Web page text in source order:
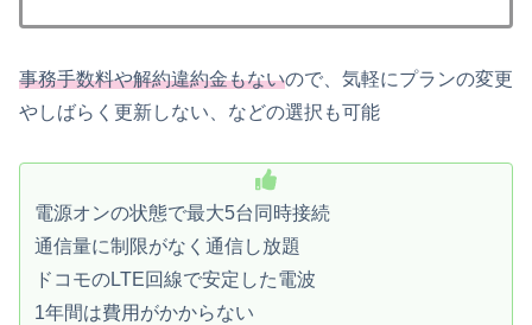
事務手数料や解約違約金もないので、気軽にプランの変更
やしばらく更新しない、などの選択も可能
電源オンの状態で最大5台同時接続
通信量に制限がなく通信し放題
ドコモのLTE回線で安定した電波
1年間は費用がかからない